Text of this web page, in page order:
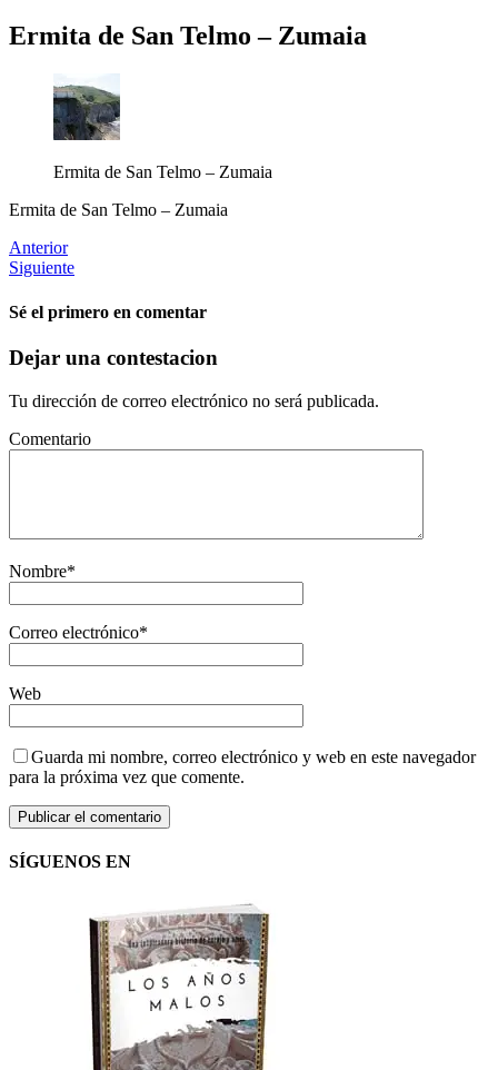
Ermita de San Telmo – Zumaia
Ermita de San Telmo – Zumaia
Ermita de San Telmo – Zumaia
Anterior
Siguiente
Sé el primero en comentar
Dejar una contestacion
Tu dirección de correo electrónico no será publicada.
Comentario
Nombre*
Correo electrónico*
Web
Guarda mi nombre, correo electrónico y web en este navegador
para la próxima vez que comente.
SÍGUENOS EN